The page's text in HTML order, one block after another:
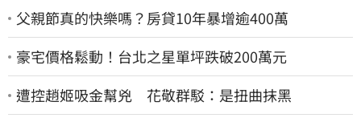
父親節真的快樂嗎？房貸10年暴增逾400萬
豪宅價格鬆動！台北之星單坪跌破200萬元
遭控趙姬吸金幫兇 花敬群駁：是扭曲抹黑